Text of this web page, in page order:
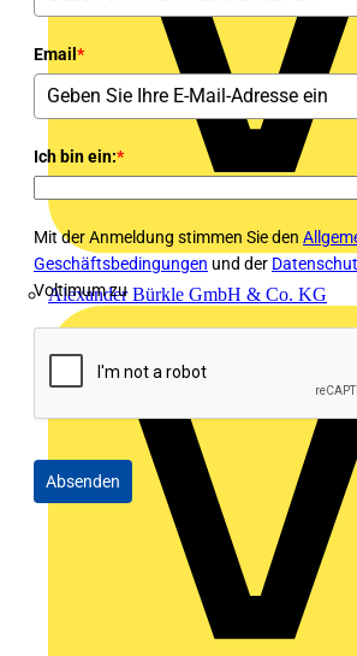
Alexander Bürkle GmbH & Co. KG
Email *
Ich bin ein:*
Mit der Anmeldung stimmen Sie den
Geschäftsbedingungen und der
Voltimum zu
Absenden